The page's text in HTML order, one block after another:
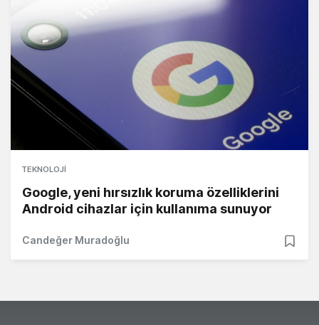
TEKNOLOJI
Google, yeni hırsızlık koruma özelliklerini
Android cihazlar için kullanıma sunuyor
Candeğer Muradoğlu